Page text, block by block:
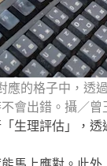
的格子中，透
會出錯。攝／曾
生理評估」，